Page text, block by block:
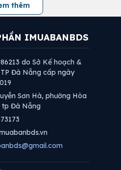
thêm
IMUABANBDS
do Sở Kế hoạch &
Đà Nẵng cấp ngày
Sơn Hà, phường Hòa
tp Đà Nẵng